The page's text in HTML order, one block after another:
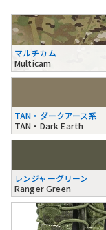
マルチカム
Multicam
TAN・ダークアース系
TAN・Dark Earth
レンジャーグリーン
Ranger Green